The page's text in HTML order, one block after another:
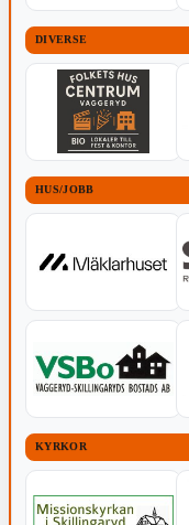
DIVERSE
HUS/JOBB
KYRKOR